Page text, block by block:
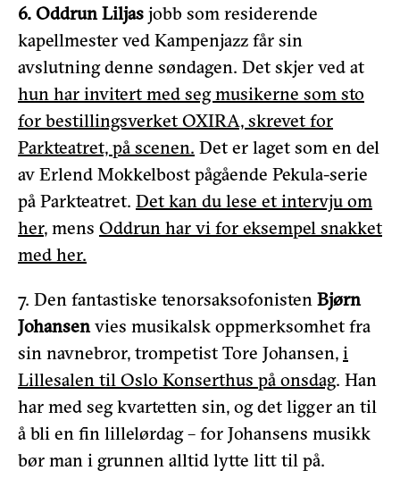
6. Oddrun Liljas jobb som residerende
kapellmester ved Kampenjazz får sin
avslutning denne søndagen. Det skjer ved at
hun har invitert med seg musikerne som sto
for bestillingsverket OXIRA, skrevet for
Parkteatret, på scenen. Det er laget som en del
av Erlend Mokkelbost pågående Pekula-serie
på Parkteatret. Det kan du lese et intervju om
her, mens Oddrun har vi for eksempel snakket
med her.
7. Den fantastiske tenorsaksofonisten Bjørn
Johansenvies musikalsk oppmerksomhet fra
sin navnebror, trompetist Tore Johansen, i
Lillesalen til Oslo Konserthus på onsdag. Han
har med seg kvartetten sin, og det ligger an til
å bli en fin lillelørdag – for Johansens musikk
bør man i grunnen alltid lytte litt til på.